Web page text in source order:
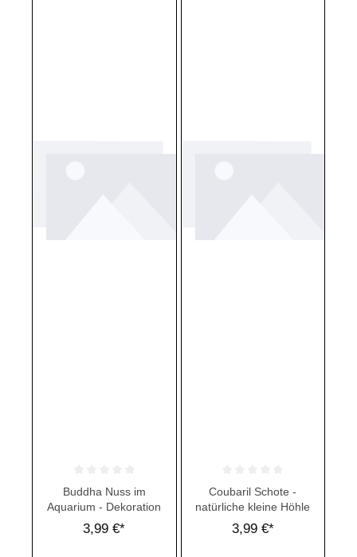
Durchschnittliche Bewertung von 0 von 5 Sternen
Buddha Nuss im
Aquarium - Dekoration
3,99 €*
Durchschnittliche Bewertung von
Coubaril Schote -
natürliche kleine Höhle
3,99 €*